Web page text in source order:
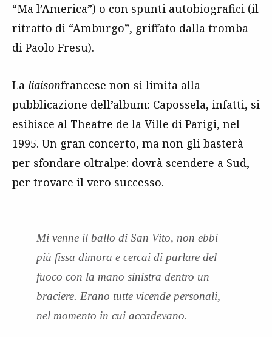
“Ma l’America”) o con spunti autobiografici (il
ritratto di “Amburgo”, griffato dalla tromba
di Paolo Fresu).
La liaisonfrancese non si limita alla
pubblicazione dell’album: Capossela, infatti, si
esibisce al Theatre de la Ville di Parigi, nel
1995. Un gran concerto, ma non gli basterà
per sfondare oltralpe: dovrà scendere a Sud,
per trovare il vero successo.
Mi venne il ballo di San Vito, non ebbi
più fissa dimora e cercai di parlare del
fuoco con la mano sinistra dentro un
braciere. Erano tutte vicende personali,
nel momento in cui accadevano.